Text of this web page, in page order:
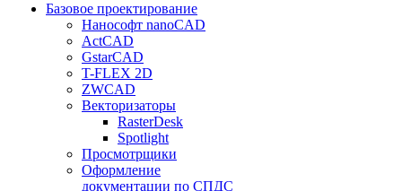
Базовое проектирование
Нанософт nanoCAD
ActCAD
GstarCAD
T-FLEX 2D
ZWCAD
Векторизаторы
RasterDesk
Spotlight
Просмотрщики
Оформление
документации по СПДС